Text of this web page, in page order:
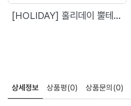
[HOLIDAY] 홀리데이 뿔테 - 6869 (51)
상세정보 상품평(0) 상품문의 (0)